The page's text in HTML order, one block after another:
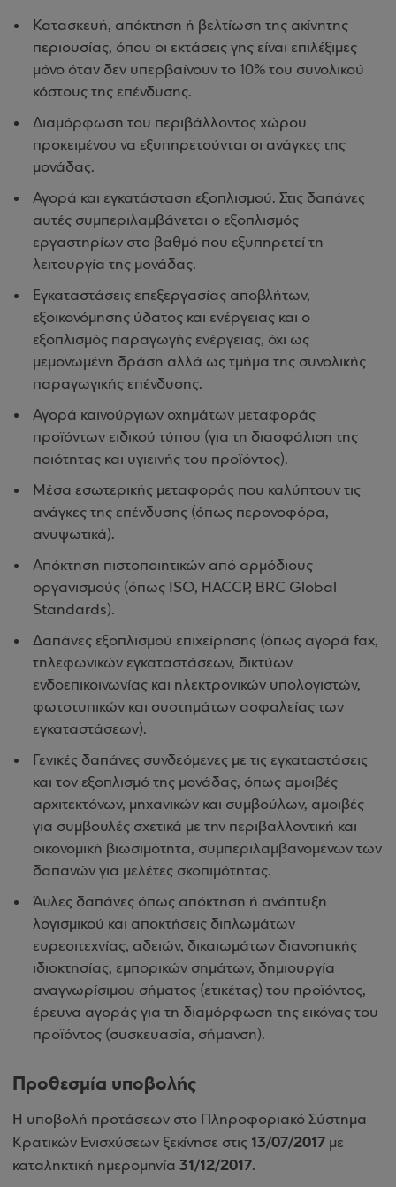
Κατασκευή, απόκτηση ή βελτίωση της ακίνητης
περιουσίας, όπου οι εκτάσεις γης είναι επιλέξιμες
μόνο όταν δεν υπερβαίνουν το 10% του συνολικού
κόστους της επένδυσης.
Διαμόρφωση του περιβάλλοντος χώρου
προκειμένου να εξυπηρετούνται οι ανάγκες της
μονάδας.
Αγορά και εγκατάσταση εξοπλισμού. Στις δαπάνες
αυτές συμπεριλαμβάνεται ο εξοπλισμός
εργαστηρίων στο βαθμό που εξυπηρετεί τη
λειτουργία της μονάδας.
Εγκαταστάσεις επεξεργασίας αποβλήτων,
εξοικονόμησης ύδατος και ενέργειας και ο
εξοπλισμός παραγωγής ενέργειας, όχι ως
μεμονωμένη δράση αλλά ως τμήμα της συνολικής
παραγωγικής επένδυσης.
Αγορά καινούργιων οχημάτων μεταφοράς
προϊόντων ειδικού τύπου (για τη διασφάλιση της
ποιότητας και υγιεινής του προϊόντος).
Μέσα εσωτερικής μεταφοράς που καλύπτουν τις
ανάγκες της επένδυσης (όπως περονοφόρα,
ανυψωτικά).
Απόκτηση πιστοποιητικών από αρμόδιους
οργανισμούς (όπως ISO, HACCP, BRC Global
Standards).
Δαπάνες εξοπλισμού επιχείρησης (όπως αγορά fax,
τηλεφωνικών εγκαταστάσεων, δικτύων
ενδοεπικοινωνίας και ηλεκτρονικών υπολογιστών,
φωτοτυπικών και συστημάτων ασφαλείας των
εγκαταστάσεων).
Γενικές δαπάνες συνδεόμενες με τις εγκαταστάσεις
και τον εξοπλισμό της μονάδας, όπως αμοιβές
αρχιτεκτόνων, μηχανικών και συμβούλων, αμοιβές
για συμβουλές σχετικά με την περιβαλλοντική και
οικονομική βιωσιμότητα, συμπεριλαμβανομένων των
δαπανών για μελέτες σκοπιμότητας.
Άυλες δαπάνες όπως απόκτηση ή ανάπτυξη
λογισμικού και αποκτήσεις διπλωμάτων
ευρεσιτεχνίας, αδειών, δικαιωμάτων διανοητικής
ιδιοκτησίας, εμπορικών σημάτων, δημιουργία
αναγνωρίσιμου σήματος (ετικέτας) του προϊόντος,
έρευνα αγοράς για τη διαμόρφωση της εικόνας του
προϊόντος (συσκευασία, σήμανση).
Προθεσμία υποβολής
Η υποβολή προτάσεων στο Πληροφοριακό Σύστημα
Κρατικών Ενισχύσεων ξεκίνησε στις 13/07/2017 με
καταληκτική ημερομηνία 31/12/2017.